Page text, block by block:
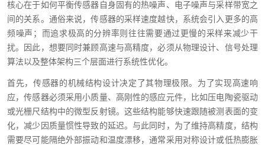
核心在于如何平衡传感器自身固有的热噪声、电子噪声与采样带宽之
间的关系。通俗来说，传感器的采样速度越快，系统会引入更多的高
频噪声；而追求极高的分辨率则往往需要通过更慢的采样来减少干
扰。因此，想要同时兼顾高速与高精度，必须从物理设计、信号处理
算法以及整体架构三个层面进行系统性优化。
首先，传感器的机械结构设计决定了其物理极限。为了实现高速响
应，传感器必须采用小质量、高刚性的感应元件，比如压电陶瓷驱动
或光栅尺结构中的微型反射镜。这些结构能够快速跟随被测表面的变
化，减少因质量惯性导致的延迟。与此同时，为了维持高精度，结构
需要尽可能隔绝外部振动和温度漂移，通常采用对称设计或低热膨胀